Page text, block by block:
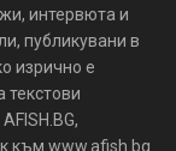
интервюта и
публикувани в
изрично е
текстови
към www.afish.bg.